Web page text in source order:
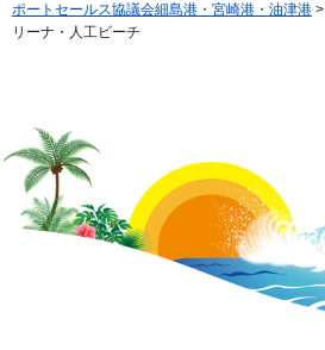
ポートセールス協議会細島港・宮崎港・油津港
リーナ・人工ビーチ